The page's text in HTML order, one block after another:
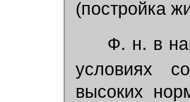
(постройка
Ф. н. в
условиях
высоких